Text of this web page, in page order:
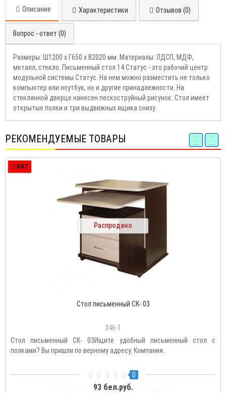
Описание Характеристики Отзывов (0)
Вопрос - ответ (0)
Размеры: Ш1200 х Г650 х В2020 мм. Материалы: ЛДСП, МДФ,
металл, стекло. Письменный стол 14 Статус - это рабочий центр
модульной системы Статус. На нем можно разместить не только
компьютер или ноутбук, но и другие принадлежности. На
стеклянной дверце нанесен пескоструйный рисунок. Стол имеет
открытые полки и три выдвижных ящика снизу.
РЕКОМЕНДУЕМЫЕ ТОВАРЫ
ХИТ
Распродано
Стол письменный СК- 03
346-1
Стол письменный СК- 03Ищите удобный письменный стол с
полками? Вы пришли по верному адресу. Компания..
0
93 бел.руб.